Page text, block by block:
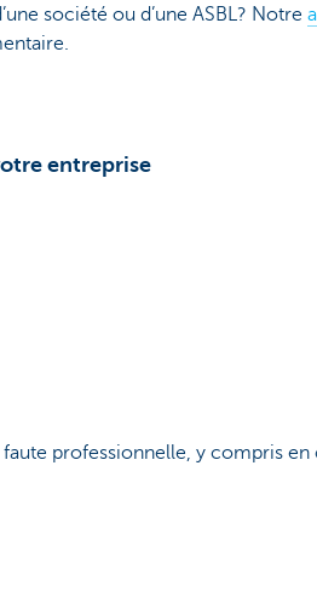
société ou d’une ASBL? Notre
entreprise
professionnelle, y compris en